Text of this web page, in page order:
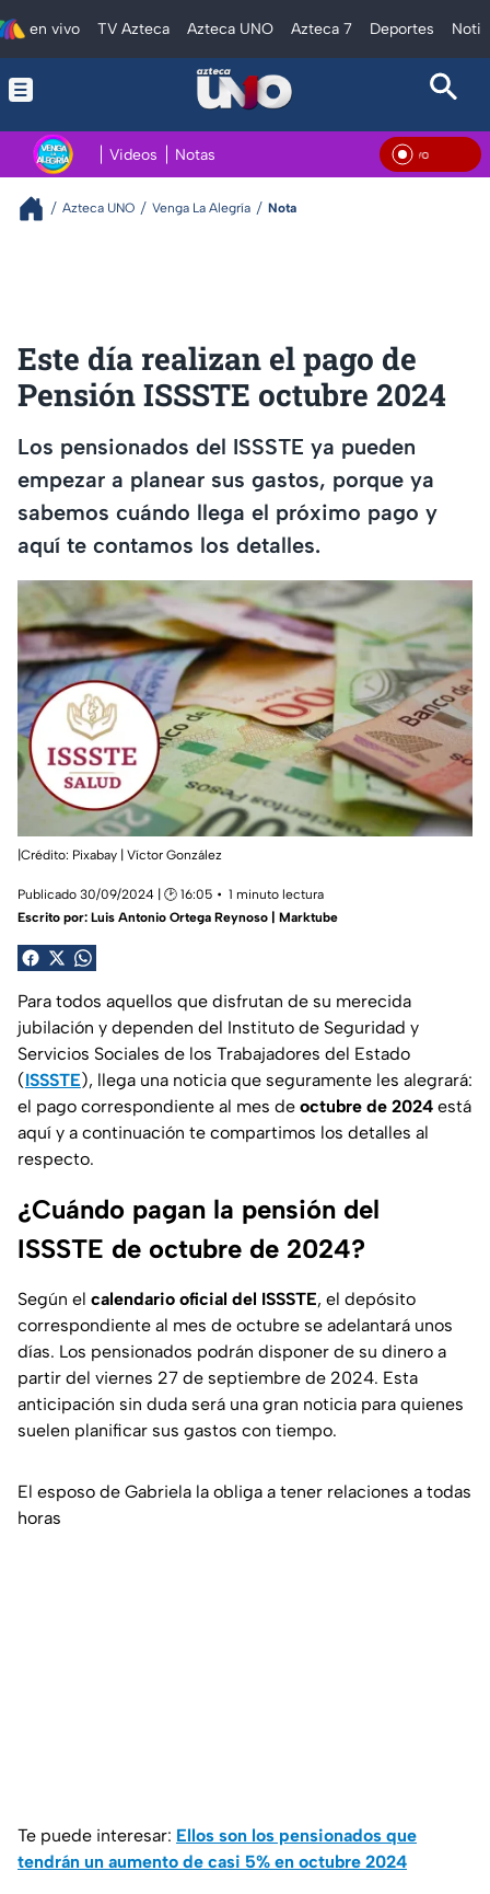
en vivo TV Azteca Azteca UNO Azteca 7 Deportes
Videos Notas En
Azteca UNO Venga La Alegría Nota
Este día realizan el pago de
Pensión ISSSTE octubre 2024
Los pensionados del ISSSTE ya pueden
empezar a planear sus gastos, porque ya
sabemos cuándo llega el próximo pago y
aquí te contamos los detalles.
|Crédito: Pixabay | Víctor González
Publicado 30/09/2024 | 🕑 16:05
1 minuto lectura
Escrito por: Luis Antonio Ortega Reynoso | Marktube
Para todos aquellos que disfrutan de su merecida
jubilación y dependen del Instituto de Seguridad y
Servicios Sociales de los Trabajadores del Estado
(ISSSTE), llega una noticia que seguramente les alegrará:
el pago correspondiente al mes de octubre de 2024 está
aquí y a continuación te compartimos los detalles al
respecto.
¿Cuándo pagan la pensión del
ISSSTE de octubre de 2024?
Según el calendario oficial del ISSSTE, el depósito
correspondiente al mes de octubre se adelantará unos
días. Los pensionados podrán disponer de su dinero a
partir del viernes 27 de septiembre de 2024. Esta
anticipación sin duda será una gran noticia para quienes
suelen planificar sus gastos con tiempo.
El esposo de Gabriela la obliga a tener relaciones a todas
horas
Te puede interesar: Ellos son los pensionados que
tendrán un aumento de casi 5% en octubre 2024